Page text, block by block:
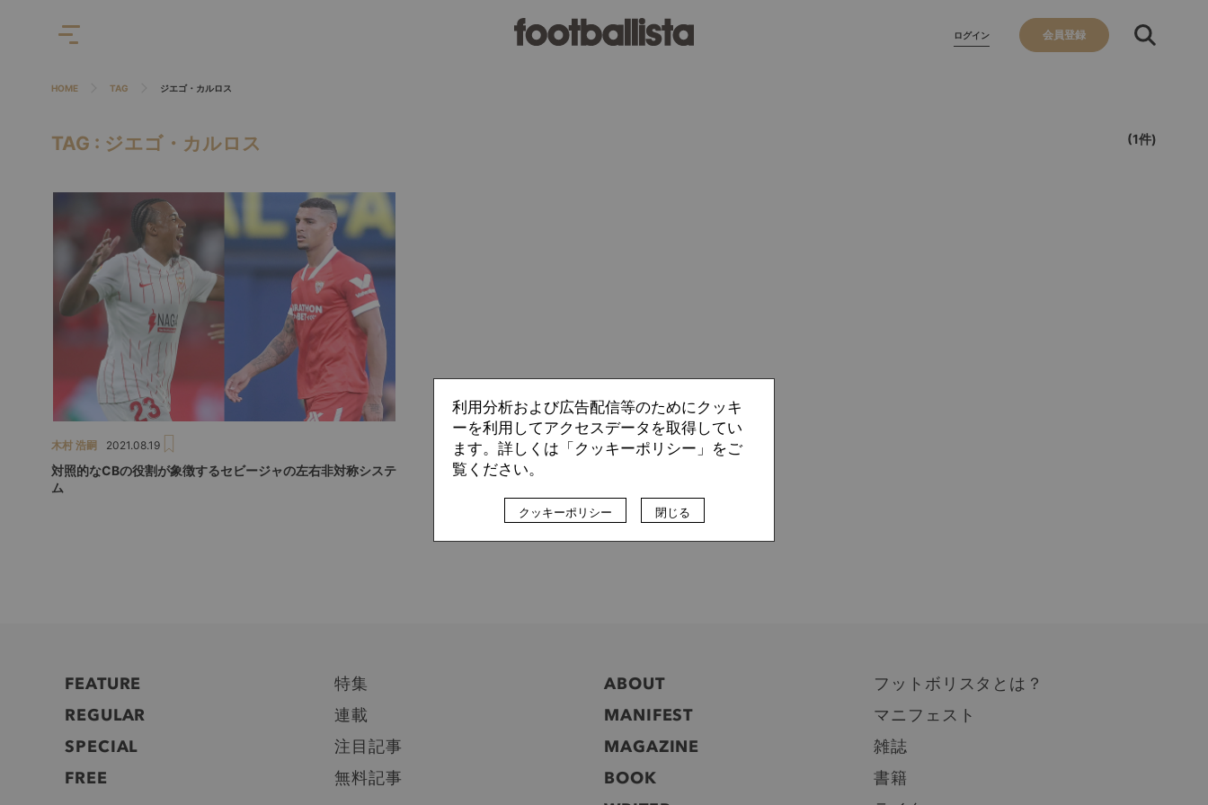
ログイン 会員登録
HOME TAG ジエゴ・カルロス
TAG : ジエゴ・カルロス (1件)
木村 浩嗣 2021.08.19
対照的なCBの役割が象徴するセビージャの左右非対称システ
ム
FEATURE
特集
REGULAR
連載
SPECIAL
注目記事
FREE
無料記事
ABOUT
フットボリスタとは？
MANIFEST
マニフェスト
MAGAZINE
雑誌
BOOK
書籍
利用分析および広告配信等のためにクッキ
ーを利用してアクセスデータを取得してい
ます。詳しくは「クッキーポリシー」をご
覧ください。
クッキーポリシー 閉じる